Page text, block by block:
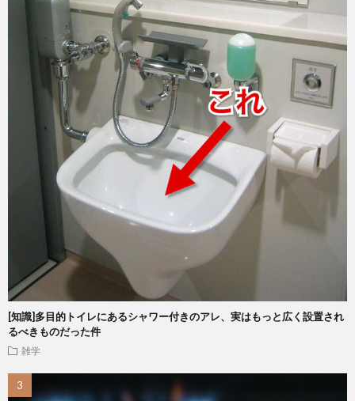
[知識]多目的トイレにあるシャワー付きのアレ、実はもっと広く設置され
るべきものだった件
雑学